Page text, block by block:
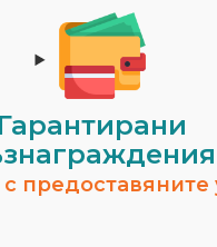
Гарантирани
предоставяните